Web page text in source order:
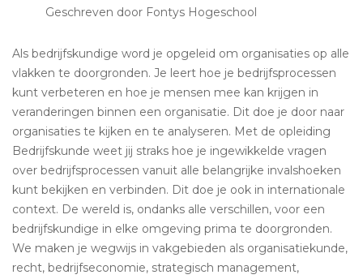
Geschreven door Fontys Hogeschool
Als bedrijfskundige word je opgeleid om organisaties op alle
vlakken te doorgronden. Je leert hoe je bedrijfsprocessen
kunt verbeteren en hoe je mensen mee kan krijgen in
veranderingen binnen een organisatie. Dit doe je door naar
organisaties te kijken en te analyseren. Met de opleiding
Bedrijfskunde weet jij straks hoe je ingewikkelde vragen
over bedrijfsprocessen vanuit alle belangrijke invalshoeken
kunt bekijken en verbinden. Dit doe je ook in internationale
context. De wereld is, ondanks alle verschillen, voor een
bedrijfskundige in elke omgeving prima te doorgronden.
We maken je wegwijs in vakgebieden als organisatiekunde,
recht, bedrijfseconomie, strategisch management,